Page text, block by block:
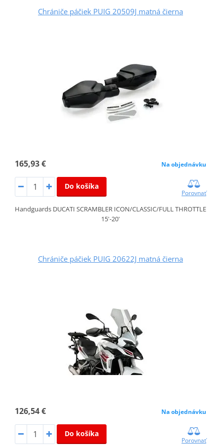
Chrániče páčiek PUIG 20509J matná čierna
165,93 € Na objednávku
Do košíka
Porovnať
Handguards DUCATI SCRAMBLER ICON/CLASSIC/FULL THROTTLE
15'-20'
Chrániče páčiek PUIG 20622J matná čierna
126,54 € Na objednávku
Do košíka
Porovnať